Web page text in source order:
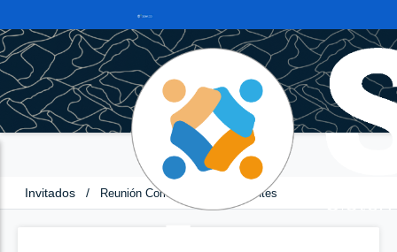
Invitados / Reunión Comisiones Permanentes